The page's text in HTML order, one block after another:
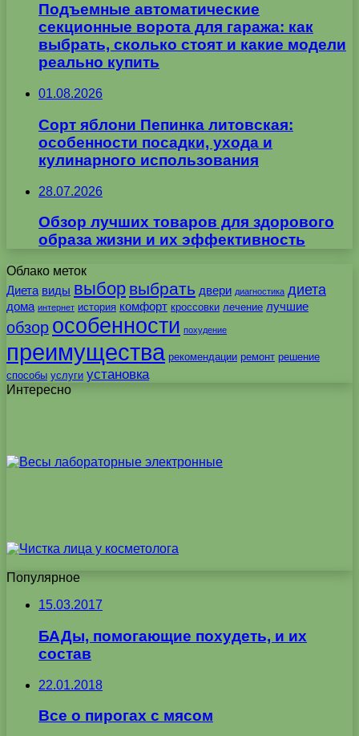
Подъемные автоматические
секционные ворота для гаража: как
выбрать, сколько стоят и какие модели
реально купить
01.08.2026
Сорт яблони Пепинка литовская:
особенности посадки, ухода и
кулинарного использования
28.07.2026
Обзор лучших товаров для здорового
образа жизни и их эффективность
Облако меток
Диета виды выбор выбрать двери диагностика диета
дома интернет история комфорт кроссовки лечение лучшие
обзор особенности похудение
преимущества рекомендации ремонт решение
способы услуги установка
Интересно
Популярное
15.03.2017
БАДы, помогающие похудеть, и их
состав
22.01.2018
Все о пирогах с мясом